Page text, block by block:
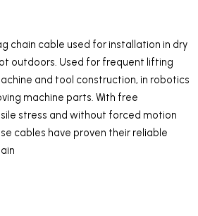
chain cable used for installation in dry
outdoors. Used for frequent lifting
and tool construction, in robotics
machine parts. With free
stress and without forced motion
cables have proven their reliable